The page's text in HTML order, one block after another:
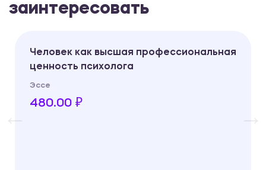
заинтересовать
Человек как высшая профессиональная
ценность психолога
Эссе
480.00 ₽